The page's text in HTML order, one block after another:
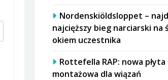
Nordenskiöldsloppet –
najcięższy bieg narciarski na
okiem uczestnika
Rottefella RAP: nowa płyta
montażowa dla wiązań